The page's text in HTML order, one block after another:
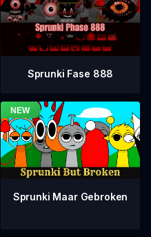
Sprunki Fase 888
Sprunki Maar Gebroken